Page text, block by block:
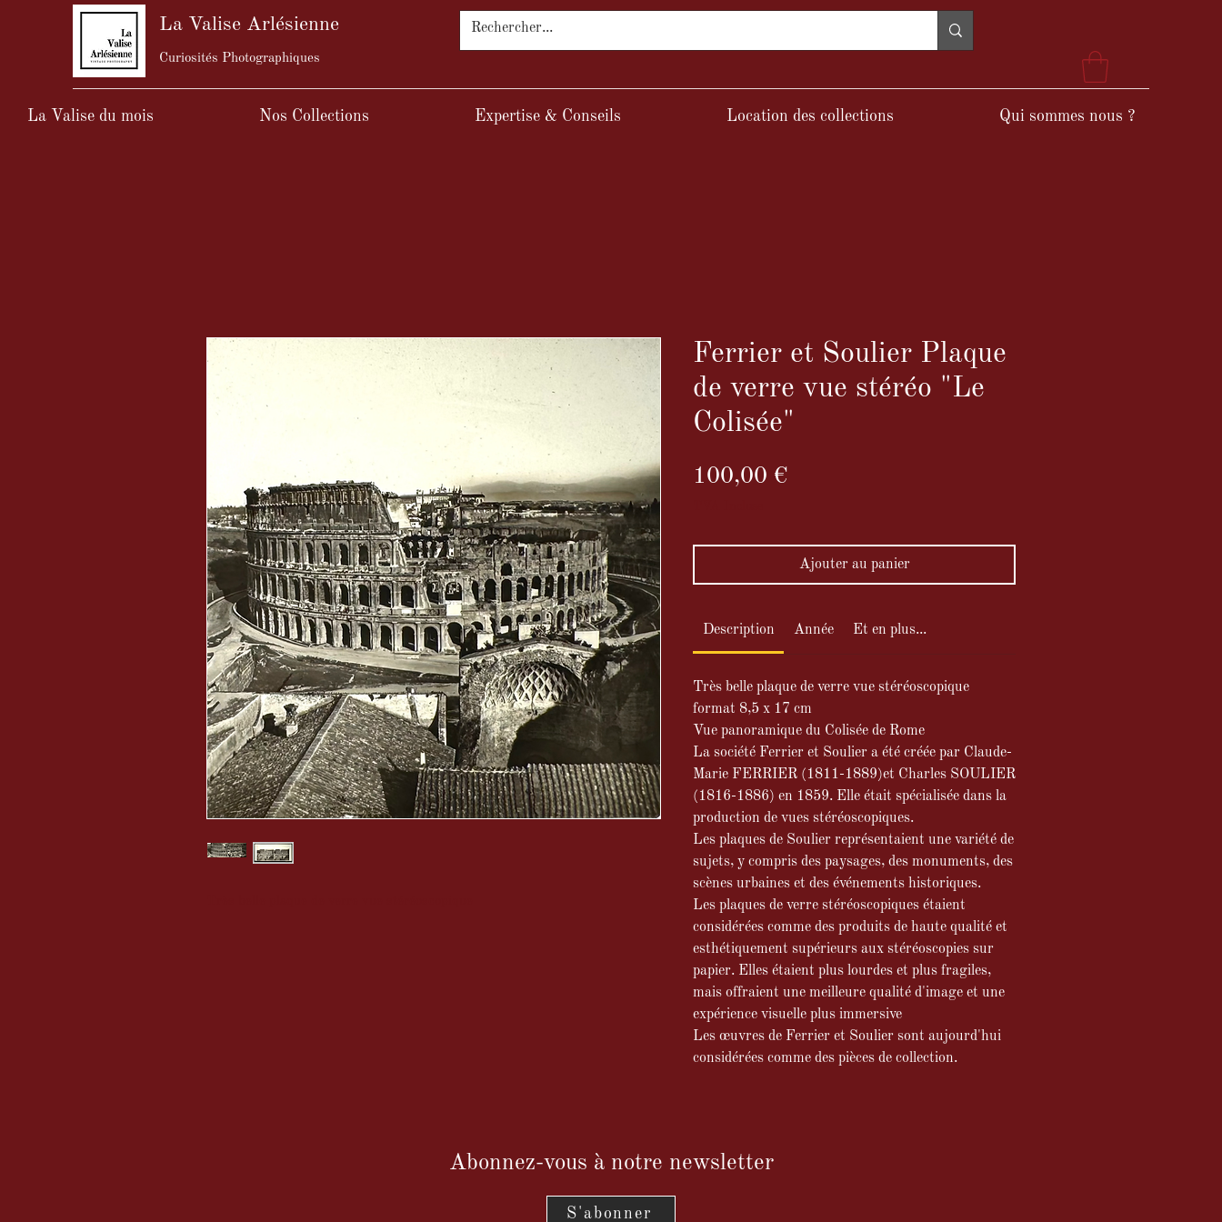
La Valise Arlésienne
Curiosités Photographiques
La Valise du mois Nos Collections Expertise & Conseils Location des collections Qui sommes nous ?
Ferrier et Soulier Plaque
de verre vue stéréo "Le
Colisée"
100,00 €Prix
Ajouter au panier
Description Année Et en plus...
Très belle plaque de verre vue stéréoscopique
format 8,5 x 17 cm
Vue panoramique du Colisée de Rome
La société Ferrier et Soulier a été créée par Claude-
Marie FERRIER (1811-1889)et Charles SOULIER
(1816-1886) en 1859. Elle était spécialisée dans la
production de vues stéréoscopiques.
Les plaques de Soulier représentaient une variété de
sujets, y compris des paysages, des monuments, des
scènes urbaines et des événements historiques.
Les plaques de verre stéréoscopiques étaient
considérées comme des produits de haute qualité et
esthétiquement supérieurs aux stéréoscopies sur
papier. Elles étaient plus lourdes et plus fragiles,
mais offraient une meilleure qualité d'image et une
expérience visuelle plus immersive
Les œuvres de Ferrier et Soulier sont aujourd'hui
considérées comme des pièces de collection.
Abonnez-vous à notre newsletter
S'abonner